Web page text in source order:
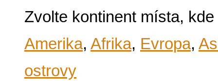
Zvolte kontinent místa,
Amerika, Afrika, Evropa,
ostrovy